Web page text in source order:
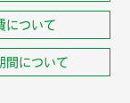
について
間について